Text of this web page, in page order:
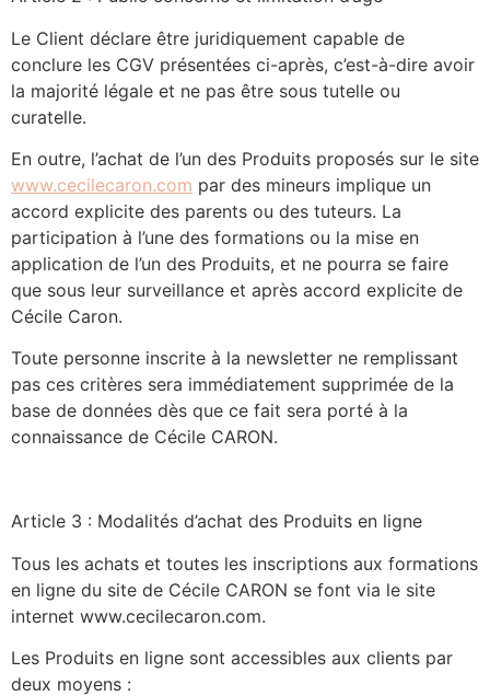
Le Client déclare être juridiquement capable de
conclure les CGV présentées ci-après, c’est-à-dire avoir
la majorité légale et ne pas être sous tutelle ou
curatelle.
En outre, l’achat de l’un des Produits proposés sur le site
www.cecilecaron.com par des mineurs implique un
accord explicite des parents ou des tuteurs. La
participation à l’une des formations ou la mise en
application de l’un des Produits, et ne pourra se faire
que sous leur surveillance et après accord explicite de
Cécile Caron.
Toute personne inscrite à la newsletter ne remplissant
pas ces critères sera immédiatement supprimée de la
base de données dès que ce fait sera porté à la
connaissance de Cécile CARON.
Article 3 : Modalités d’achat des Produits en ligne
Tous les achats et toutes les inscriptions aux formations
en ligne du site de Cécile CARON se font via le site
internet www.cecilecaron.com.
Les Produits en ligne sont accessibles aux clients par
deux moyens :